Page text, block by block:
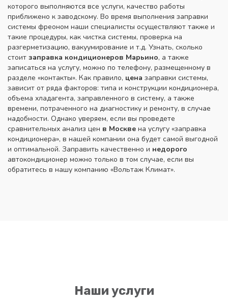
которого выполняются все услуги, качество работы
приближено к заводскому. Во время выполнения заправки
системы фреоном наши специалисты осуществляют также и
такие процедуры, как чистка системы, проверка на
разгерметизацию, вакуумирование и т.д. Узнать, сколько
стоит заправка кондиционеров Марьино, а также
записаться на услугу, можно по телефону, размещенному в
разделе «контакты». Как правило, цена заправки системы,
зависит от ряда факторов: типа и конструкции кондиционера,
объема хладагента, заправленного в систему, а также
времени, потраченного на диагностику и ремонту, в случае
надобности. Однако уверяем, если вы проведете
сравнительных анализ цен в Москве на услугу «заправка
кондиционера», в нашей компании она будет самой выгодной
и оптимальной. Заправить качественно и недорого
автокондиционер можно только в том случае, если вы
обратитесь в нашу компанию «Вольтаж Климат».
Наши услуги